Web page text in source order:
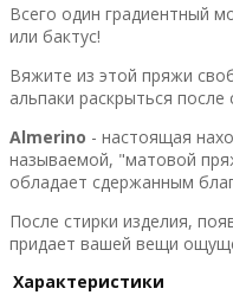
Всего один градиентный
или бактуc!
Вяжите из этой пряжи
альпаки раскрыться после
Almerino - настоящая
называемой, "матовой
обладает сдержанным
После стирки изделия,
придает вашей вещи
Характеристики